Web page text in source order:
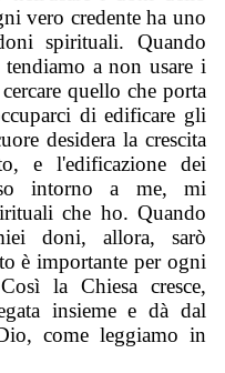
vero credente ha uno
spirituali. Quando
a non usare i
quello che porta
di edificare gli
desidera la crescita
e l'edificazione dei
intorno a me, mi
che ho. Quando
doni, allora, sarò
è importante per ogni
la Chiesa cresce,
insieme e dà dal
come leggiamo in